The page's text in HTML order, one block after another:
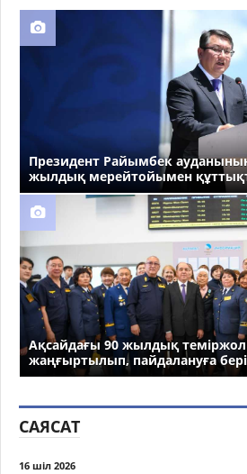
Президент Райымбек
жылдық мерейтойымен
Ақсайдағы 90 жылдық
жаңғыртылып, пайдалануға
САЯСАТ
16 шіл 2026